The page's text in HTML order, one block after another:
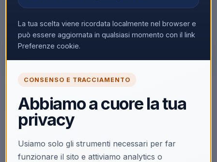
CONSENSO E TRACCIAMENTO
Abbiamo a cuore la tua
privacy
Usiamo solo gli strumenti necessari per far
funzionare il sito e attiviamo analytics o
La tua scelta viene ricordata localmente nel browser e
può essere aggiornata in qualsiasi momento con il link
Preferenze cookie.
🔒
Accedi per vedere i prezzi
Solo i clienti registrati e abilitati possono visualizzare i
Registrati